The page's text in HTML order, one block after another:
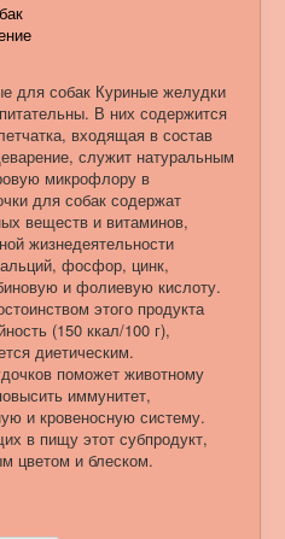
для собак Куриные желудки
В них содержится
входящая в состав
служит натуральным
микрофлору в
для собак содержат
веществ и витаминов,
жизнедеятельности
фосфор, цинк,
и фолиевую кислоту.
этого продукта
(150 ккал/100 г),
диетическим.
поможет животному
иммунитет,
и кровеносную систему.
в пищу этот субпродукт,
цветом и блеском.